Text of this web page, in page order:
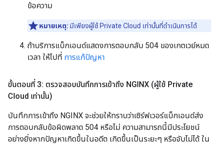
ข้อความ
หมายเหตุ: มีเพียงผู้ใช้ Private Cloud เท่านั้นที่ดำเนินการได้
ถ้าบริการแบ็กเอนด์แสดงการตอบกลับ 504 ของเกตเวย์หมด
เวลา ให้ไปที่ การแก้ปัญหา
ขั้นตอนที่ 3: ตรวจสอบบันทึกการเข้าถึง NGINX (ผู้ใช้ Private
Cloud เท่านั้น)
บันทึกการเข้าถึง NGINX จะช่วยให้ทราบว่าเซิร์ฟเวอร์แบ็กเอนด์ส่ง
การตอบกลับข้อผิดพลาด 504 หรือไม่ ความสามารถนี้มีประโยชน์
อย่างยิ่งหากปัญหาเกิดขึ้นในอดีต เกิดขึ้นเป็นระยะๆ หรือจับไม่ได้ ใน